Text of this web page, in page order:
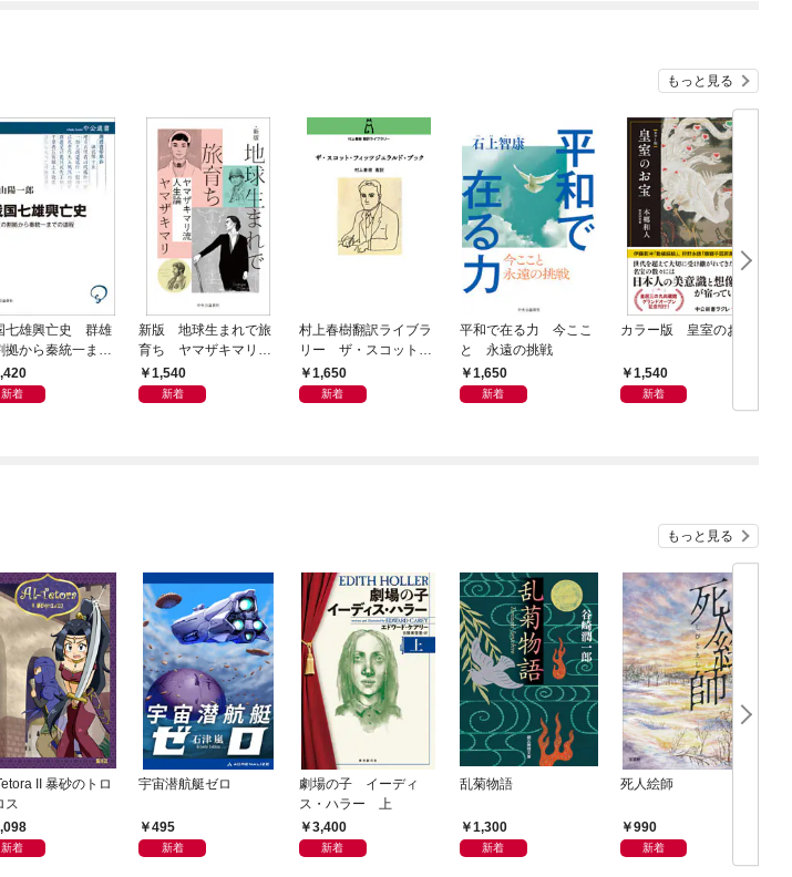
もっと見る
七雄興亡史 群雄
拠から秦統一まで
程
新着
新版 地球生まれで旅
育ち ヤマザキマリ流
人生論
1,540
新着
村上春樹翻訳ライブラ
リー ザ・スコット・
フィッツジェラルド・
ブック
1,650
新着
平和で在る力 今ここ
と 永遠の挑戦
1,650
新着
カラー版 皇室のお宝
1,540
新着
もっと見る
II 暴砂のトロ
ス
新着
宇宙潜航艇ゼロ
495
新着
劇場の子 イーディ
ス・ハラー 上
3,400
新着
乱菊物語
1,300
新着
死人絵師
990
新着